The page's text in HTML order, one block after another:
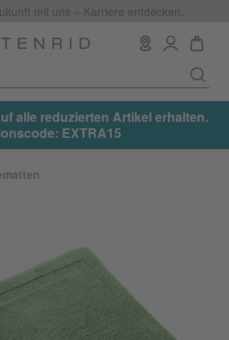
mit uns – Karriere entdecken.
alle reduzierten Artikel erhalten.
EXTRA15